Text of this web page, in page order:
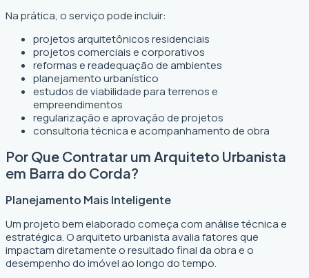
Na prática, o serviço pode incluir:
projetos arquitetônicos residenciais
projetos comerciais e corporativos
reformas e readequação de ambientes
planejamento urbanístico
estudos de viabilidade para terrenos e
empreendimentos
regularização e aprovação de projetos
consultoria técnica e acompanhamento de obra
Por Que Contratar um Arquiteto Urbanista
em Barra do Corda?
Planejamento Mais Inteligente
Um projeto bem elaborado começa com análise técnica e
estratégica. O arquiteto urbanista avalia fatores que
impactam diretamente o resultado final da obra e o
desempenho do imóvel ao longo do tempo.